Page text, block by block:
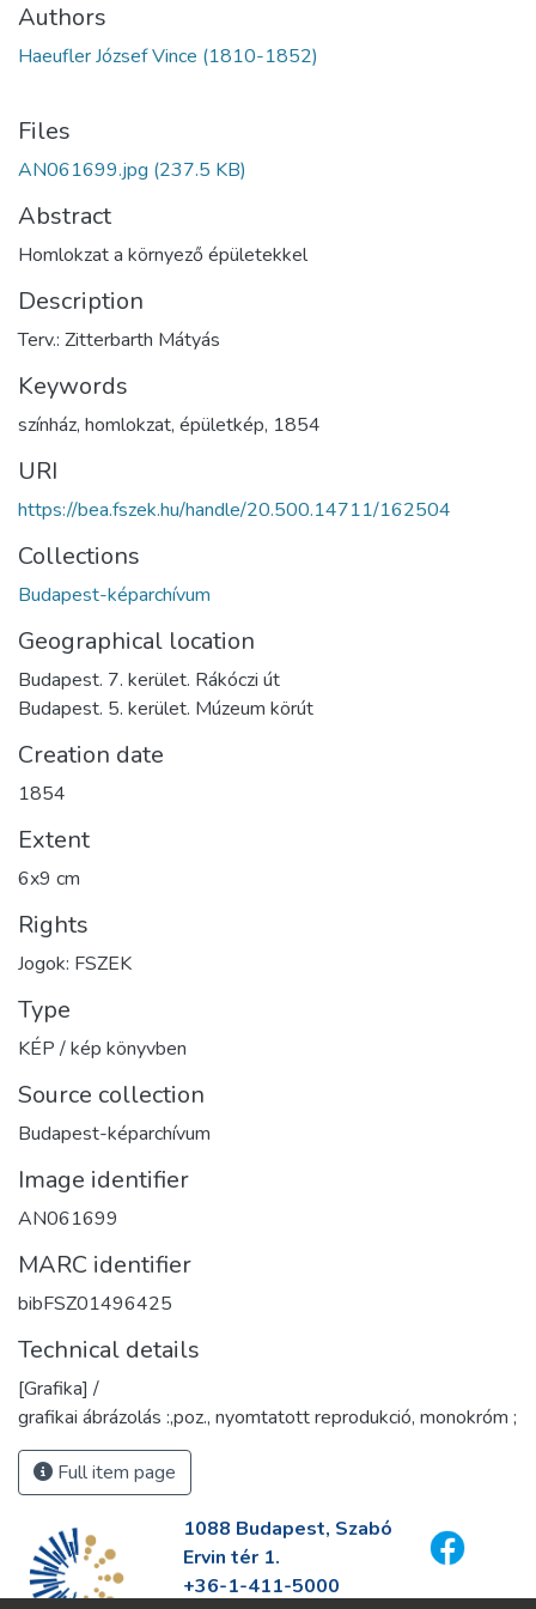
Authors
Haeufler József Vince (1810-1852)
Files
AN061699.jpg (237.5 KB)
Abstract
Homlokzat a környező épületekkel
Description
Terv.: Zitterbarth Mátyás
Keywords
színház, homlokzat, épületkép, 1854
URI
https://bea.fszek.hu/handle/20.500.14711/162504
Collections
Budapest-képarchívum
Geographical location
Budapest. 7. kerület. Rákóczi út
Budapest. 5. kerület. Múzeum körút
Creation date
1854
Extent
6x9 cm
Rights
Jogok: FSZEK
Type
KÉP / kép könyvben
Source collection
Budapest-képarchívum
Image identifier
AN061699
MARC identifier
bibFSZ01496425
Technical details
[Grafika] /
grafikai ábrázolás :,poz., nyomtatott reprodukció, monokróm ;
Full item page
1088 Budapest, Szabó
Ervin tér 1.
+36-1-411-5000